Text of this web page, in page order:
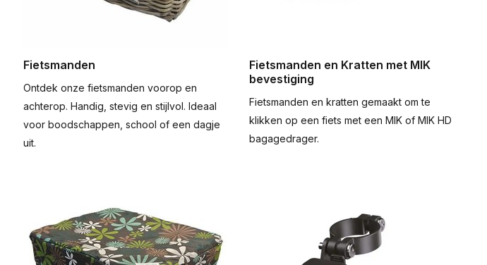
Fietsmanden
Ontdek onze fietsmanden voorop en
achterop. Handig, stevig en stijlvol. Ideaal
voor boodschappen, school of een dagje
uit.
Fietsmanden en Kratten met MIK
bevestiging
Fietsmanden en kratten gemaakt om te
klikken op een fiets met een MIK of MIK HD
bagagedrager.